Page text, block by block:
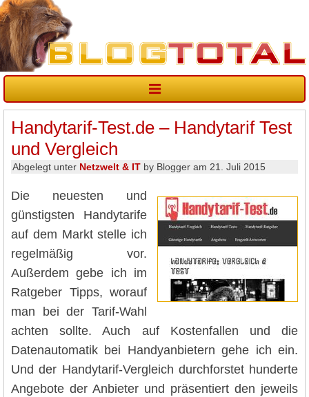
Handytarif-Test.de – Handytarif Test
und Vergleich
Abgelegt unter Netzwelt & IT by Blogger am 21. Juli 2015
Die neuesten und
günstigsten Handytarife
auf dem Markt stelle ich
regelmäßig vor.
Außerdem gebe ich im
Ratgeber Tipps, worauf
man bei der Tarif-Wahl
achten sollte. Auch auf Kostenfallen und die
Datenautomatik bei Handyanbietern gehe ich ein.
Und der Handytarif-Vergleich durchforstet hunderte
Angebote der Anbieter und präsentiert den jeweils